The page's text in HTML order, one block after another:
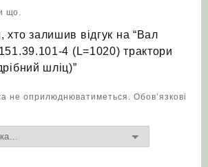
що.
хто залишив відгук на “Вал
4 (L=1020) трактори
шліц)”
не оприлюднюватиметься. Обов’язкові